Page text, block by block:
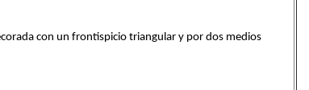
con un frontispicio triangular y por dos medios